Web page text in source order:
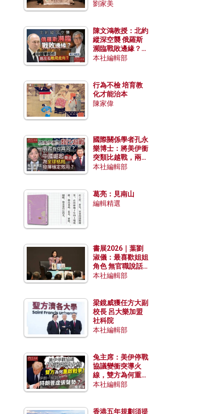
劉家美
陳文鴻教授：北約
縱深空襲 俄羅斯
瀕臨戰敗邊緣？中
國零部件能左右戰
本社編輯部
行為不檢 培育教
化才能治本
陳家偉
國際關係學者孔永
樂博士：將美伊衝
突類比越戰，兩者
有何異同？中國崛
本社編輯部
葛亮：見南山
編輯精選
書展2026｜葉劉
淑儀：最喜歡姐姐
角色 無官職說話
包袱少
本社編輯部
梁鏡威獲任方大副
校長 呂大樂加盟
社科院
本社編輯部
兔主席：美伊停戰
協議變衝突導火
線，雙方為何重啟
戰爭？伊朗一早洞
本社編輯部
香港五年規劃須提